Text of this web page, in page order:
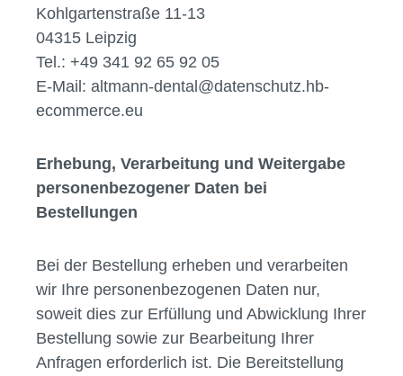
Kohlgartenstraße 11-13
04315 Leipzig
Tel.: +49 341 92 65 92 05
E-Mail: altmann-dental@datenschutz.hb-
ecommerce.eu
Erhebung, Verarbeitung und Weitergabe
personenbezogener Daten bei
Bestellungen
Bei der Bestellung erheben und verarbeiten
wir Ihre personenbezogenen Daten nur,
soweit dies zur Erfüllung und Abwicklung Ihrer
Bestellung sowie zur Bearbeitung Ihrer
Anfragen erforderlich ist. Die Bereitstellung